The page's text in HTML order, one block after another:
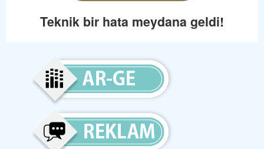
Teknik bir hata meydana geldi!